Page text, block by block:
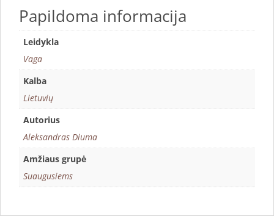
Papildoma informacija
Leidykla
Vaga
Kalba
Lietuvių
Autorius
Aleksandras Diuma
Amžiaus grupė
Suaugusiems